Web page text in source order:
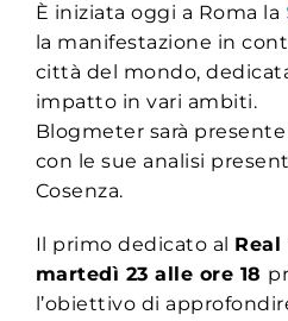
È iniziata oggi a Roma la
la manifestazione in
città del mondo,
impatto in vari ambiti.
Blogmeter sarà
con le sue analisi
Cosenza.
Il primo dedicato al
martedì 23 alle ore 18
l’obiettivo di